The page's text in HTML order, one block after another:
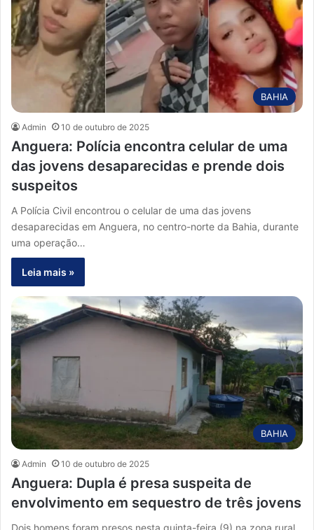
BAHIA
Admin 10 de outubro de 2025
Anguera: Polícia encontra celular de uma
das jovens desaparecidas e prende dois
suspeitos
A Polícia Civil encontrou o celular de uma das jovens
desaparecidas em Anguera, no centro-norte da Bahia, durante
uma operação…
Leia mais »
BAHIA
Admin 10 de outubro de 2025
Anguera: Dupla é presa suspeita de
envolvimento em sequestro de três jovens